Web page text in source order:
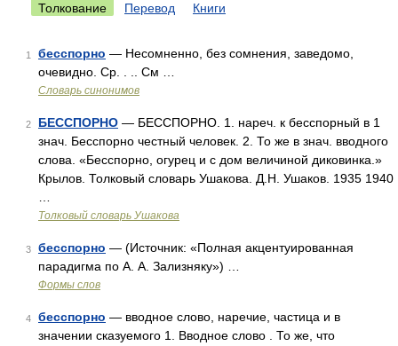
Толкование Перевод Книги
1 бесспорно — Несомненно, без сомнения, заведомо,
очевидно. Ср. . .. См …
Словарь синонимов
2 БЕССПОРНО — БЕССПОРНО. 1. нареч. к бесспорный в 1
знач. Бесспорно честный человек. 2. То же в знач. вводного
слова. «Бесспорно, огурец и с дом величиной диковинка.»
Крылов. Толковый словарь Ушакова. Д.Н. Ушаков. 1935 1940
Толковый словарь Ушакова
3 бесспорно — (Источник: «Полная акцентуированная
парадигма по А. А. Зализняку») …
Формы слов
4 бесспорно — вводное слово, наречие, частица и в
значении сказуемого 1. Вводное слово . То же, что